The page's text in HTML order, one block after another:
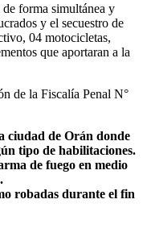
forma simultánea y
y el secuestro de
04 motocicletas,
que aportaran a la
de la Fiscalía Penal N°
ciudad de Orán donde
tipo de habilitaciones.
de fuego en medio
robadas durante el fin